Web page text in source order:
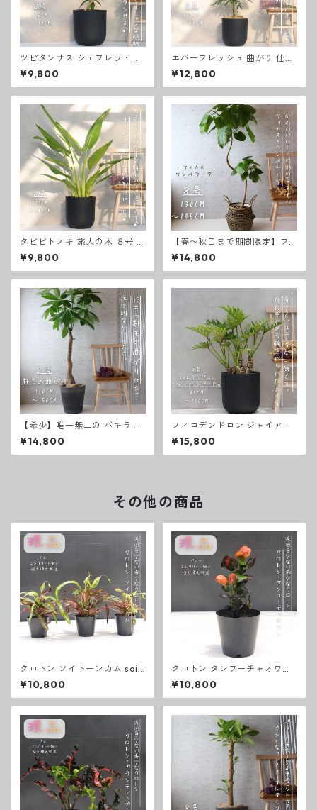
ツピタンサス シェフレラ・ピ
ュックレリ ８号 曲がり仕立て
お祝い ギフト ラッピング 無料
観葉植物 開店祝い 新築祝い プ
物 本物
¥9,800
エバーフレッシュ 曲がり 仕立
て ８号 お祝い ギフト 開店祝
い 新築祝い ラッピング 無料
観葉植物 プレゼント お中元 御
¥12,800
タビビトノキ 旅人の木 ８号 旅
人木 扇芭蕉 オーガスタ レギネ
観葉植物 ストレリチア タビビ
トノキ 綺麗 お祝い ギフト 開
料 新築祝い 観葉植物 プレゼン
ト 熱帯植物 大型 室内
¥9,800
【春〜秋口まで期間限定】フ
ィカス ウンベラータ 曲がり 螺
旋 仕立て ８号 ゴムの木 お祝
い ギフト 開店祝い ラッピング
元 お歳暮 熱帯植物 選べる ８
号螺旋仕立て
¥14,800
【希少】唯一無二の パキラ 朴
もの 曲がり 仕立て８号 お祝い
ギフト 開店祝い ラッピング 無
料 観葉植物 プレゼント ねじり
¥14,800
フィロデンドロン ジャイアン
トザナドゥ 観葉植物 ８号 観葉
植物 綺麗 お祝い ギフト 開店
祝い 観葉植物ラッピング 無料
¥15,800
その他の商品
クロトン ソイトーンカム soi t
hong kam 卓上サイズ 観葉植
物 熱帯植物 テーブルサイズ
¥10,800
クロトン タンフーチャオワン
卓上サイズ 観葉植物 熱帯植物
テーブルサイズ
¥10,800